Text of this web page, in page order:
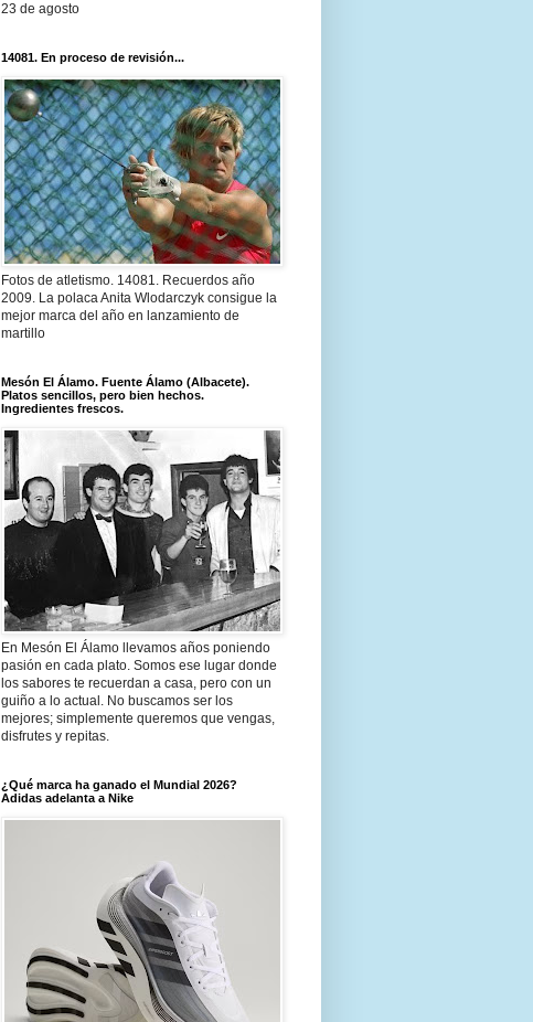
23 de agosto
14081. En proceso de revisión...
Fotos de atletismo. 14081. Recuerdos año
2009. La polaca Anita Wlodarczyk consigue la
mejor marca del año en lanzamiento de
martillo
Mesón El Álamo. Fuente Álamo (Albacete).
Platos sencillos, pero bien hechos.
Ingredientes frescos.
En Mesón El Álamo llevamos años poniendo
pasión en cada plato. Somos ese lugar donde
los sabores te recuerdan a casa, pero con un
guiño a lo actual. No buscamos ser los
mejores; simplemente queremos que vengas,
disfrutes y repitas.
¿Qué marca ha ganado el Mundial 2026?
Adidas adelanta a Nike